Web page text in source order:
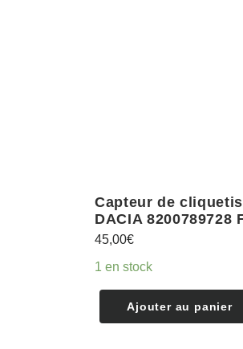
Capteur de
DACIA 8200789728
45,00€
1 en stock
Ajouter au panier